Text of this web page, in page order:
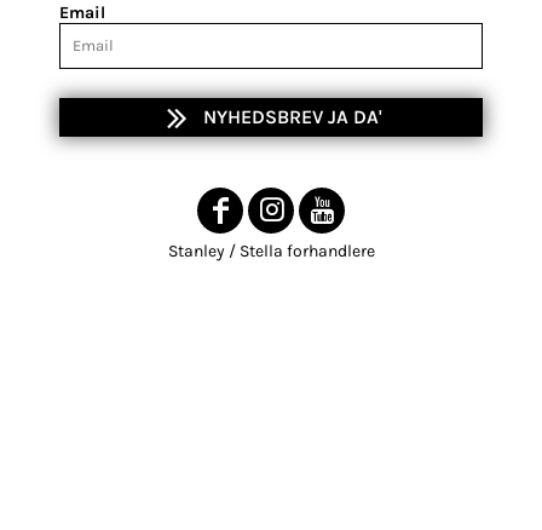
Email
NYHEDSBREV JA DA'
Stanley / Stella forhandlere